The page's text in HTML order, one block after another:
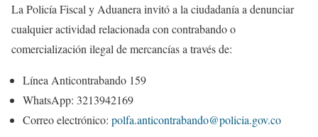
La Policía Fiscal y Aduanera invitó a la ciudadanía a denunciar
cualquier actividad relacionada con contrabando o
comercialización ilegal de mercancías a través de:
Línea Anticontrabando 159
WhatsApp: 3213942169
Correo electrónico: polfa.anticontrabando@policia.gov.co